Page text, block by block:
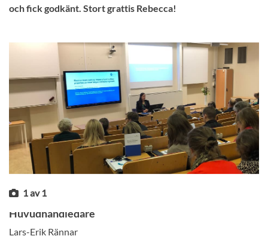
och fick godkänt. Stort grattis Rebecca!
1av1
Huvudhandledare
Lars-Erik Rännar